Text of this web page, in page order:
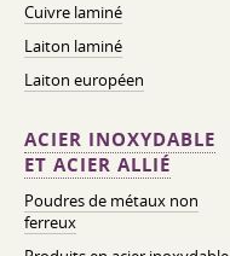
Cuivre laminé
Laiton laminé
Laiton européen
ACIER INOXYDABLE
ET ACIER ALLIÉ
Poudres de métaux non
ferreux